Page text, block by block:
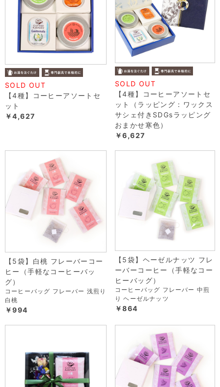
SOLD OUT
【4種】コーヒーアソートセ
ット
￥4,627
SOLD OUT
【4種】コーヒーアソートセ
ット（ラッピング：ワックス
サシェ付きSDGsラッピング
おまかせ寒色）
￥6,627
【5袋】白桃 フレーバーコー
ヒー（手軽なコーヒーバッ
グ）
コーヒーバッグ フレーバー 浅煎り
白桃
￥994
【5袋】ヘーゼルナッツ フレ
ーバーコーヒー（手軽なコー
ヒーバッグ）
コーヒーバッグ フレーバー 中煎
り ヘーゼルナッツ
￥864